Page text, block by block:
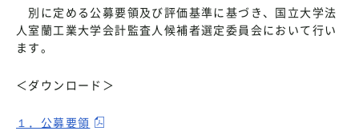
別に定める公募要領及び評価基準に基づき、国立大学法
人室蘭工業大学会計監査人候補者選定委員会において行い
ます。
＜ダウンロード＞
１．公募要領